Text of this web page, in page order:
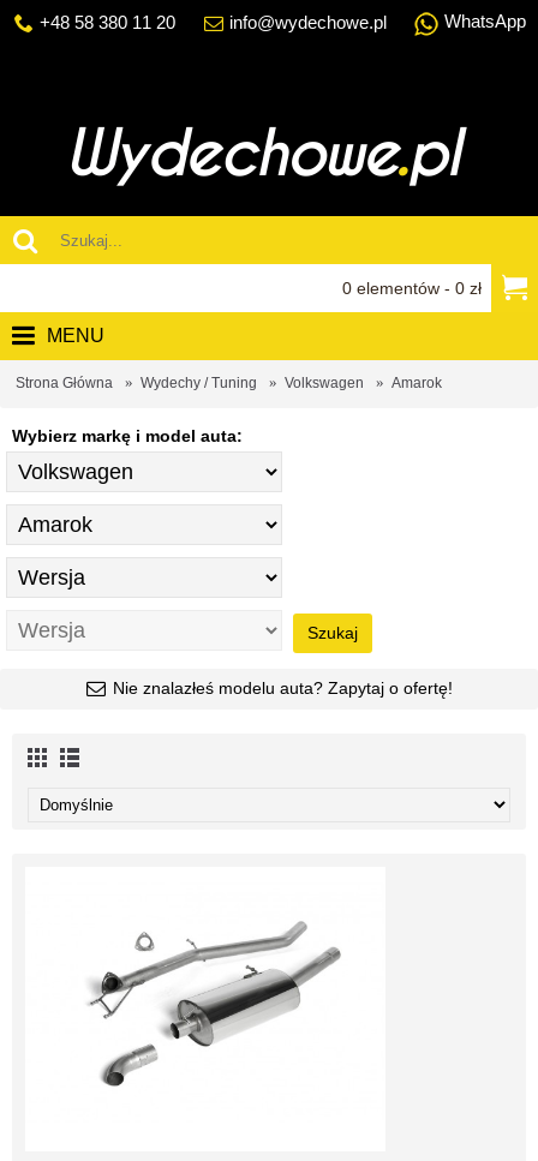
+48 58 380 11 20 info@wydechowe.pl WhatsApp
0 elementów - 0 zł
MENU
Strona Główna Wydechy / Tuning Volkswagen Amarok
Wybierz markę i model auta:
Szukaj
Nie znalazłeś modelu auta? Zapytaj o ofertę!